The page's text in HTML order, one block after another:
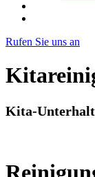
Rufen Sie uns an
Kita-